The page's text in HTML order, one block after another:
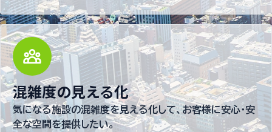
混雑度の見える化
気になる施設の混雑度を見える化して、お客様に安心・安
全な空間を提供したい。